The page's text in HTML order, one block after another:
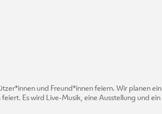
und Freund*innen feiern. Wir planen ein
Es wird Live-Musik, eine Ausstellung und ein